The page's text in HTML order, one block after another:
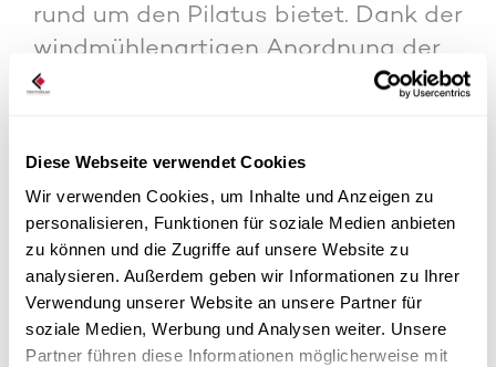
Diese Webseite verwendet Cookies
Wir verwenden Cookies, um Inhalte und Anzeigen zu
personalisieren, Funktionen für soziale Medien anbieten
zu können und die Zugriffe auf unsere Website zu
analysieren. Außerdem geben wir Informationen zu Ihrer
Verwendung unserer Website an unsere Partner für
soziale Medien, Werbung und Analysen weiter. Unsere
Partner führen diese Informationen möglicherweise mit
rund um den Pilatus bietet. Dank der
windmühlenartigen Anordnung der
Gebäude geniesst jede Wohnung
Berge. Die Wohnungen wurden mit
gestaltet, um maximalen
Sonneneinfall zu ermöglichen und
grosszügigen Raum für die
individuelle Gestaltung von Innen-
und Aussenbereichen zu schaffen.